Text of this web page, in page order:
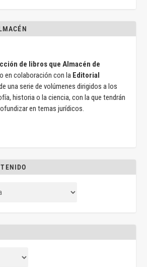
de libros que Almacén de
en colaboración con la Editorial
una serie de volúmenes dirigidos a los
historia o la ciencia, con la que tendrán
en temas jurídicos.